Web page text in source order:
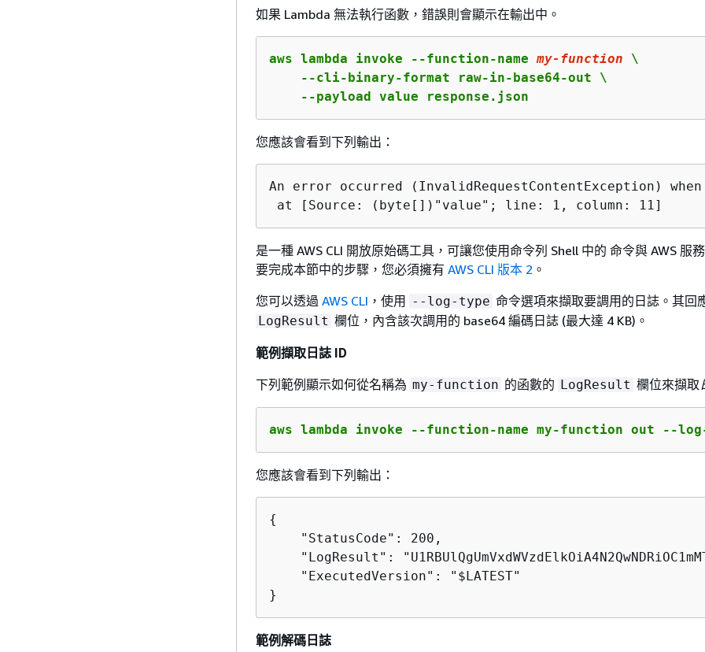
如果 Lambda 無法執行函數，錯誤則會顯示在輸出中。
aws lambda invoke --function-name my-function \
    --cli-binary-format raw-in-base64-out \
    --payload value response.json
您應該會看到下列輸出：
An error occurred (InvalidRequestContentException)
at [Source: (byte[])"value"; line: 1, column: 11]
是一種 AWS CLI 開放原始碼工具，可讓您使用命令列 Shell 中的 命令與 AWS 服
要完成本節中的步驟，您必須擁有 AWS CLI 版本 2 。
您可以透過 AWS CLI ，使用 --log-type 命令選項來擷取要調用的日誌。其回
LogResult 欄位，內含該次調用的 base64 編碼日誌 (最大達 4 KB)。
範例擷取日誌 ID
下列範例顯示如何從名稱為 my-function 的函數的 LogResult 欄位來擷取
aws lambda invoke --function-name my-function out --
您應該會看到下列輸出：
{
    "StatusCode": 200,
"LogResult":
    "ExecutedVersion": "$LATEST"
}
範例解碼日誌